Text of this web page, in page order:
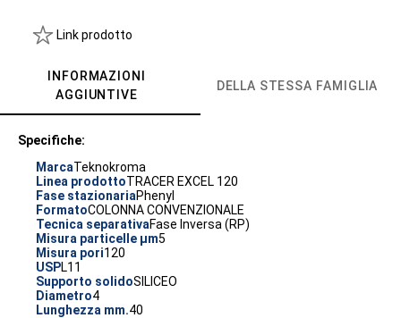
Link prodotto
INFORMAZIONI
AGGIUNTIVE
DELLA STESSA FAMIGLIA
Specifiche:
MarcaTeknokroma
Linea prodottoTRACER EXCEL 120
Fase stazionariaPhenyl
FormatoCOLONNA CONVENZIONALE
Tecnica separativaFase Inversa (RP)
Misura particelle µm5
Misura pori120
USPL11
Supporto solidoSILICEO
Diametro4
Lunghezza mm.40